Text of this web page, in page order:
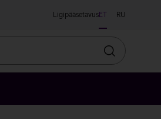
LigipääsetavusET RU
Otsin